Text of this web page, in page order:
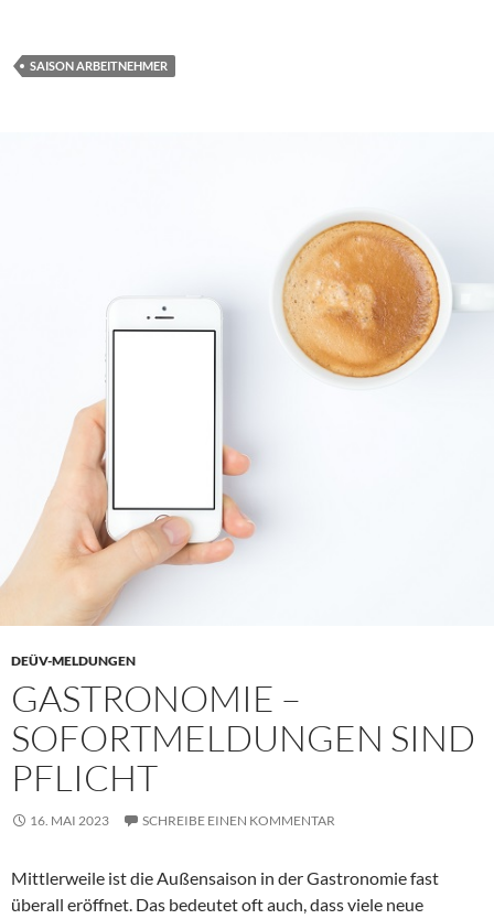
SAISON ARBEITNEHMER
DEÜV-MELDUNGEN
GASTRONOMIE –
SOFORTMELDUNGEN SIND
PFLICHT
16. MAI 2023 SCHREIBE EINEN KOMMENTAR
Mittlerweile ist die Außensaison in der Gastronomie fast
überall eröffnet. Das bedeutet oft auch, dass viele neue